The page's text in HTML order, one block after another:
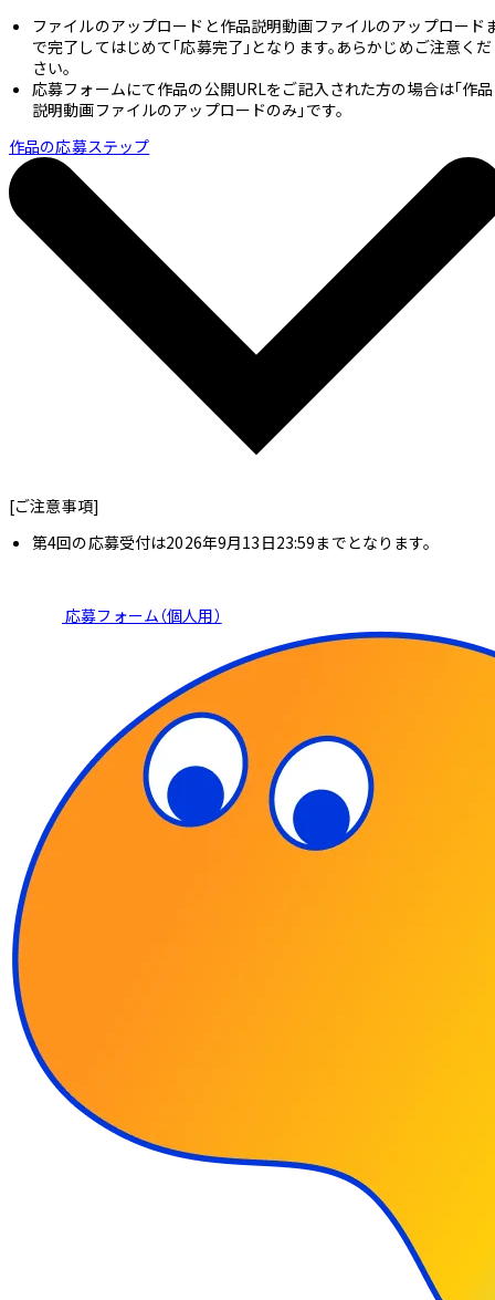
ファイルのアップロードと作品説明動画ファイルのアップロード
で完了してはじめて「応募完了」となります。あらかじめご注意くだ
さい。
応募フォームにて作品の公開URLをご記入された方の場合は「作品
説明動画ファイルのアップロードのみ」です。
作品の応募ステップ
[ご注意事項]
第4回の応募受付は2026年9月13日23:59までとなります。
応募フォーム（個人用）